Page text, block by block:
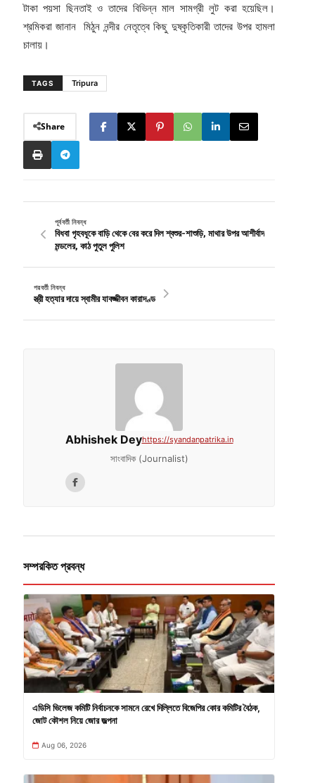
টাকা পয়সা ছিনতাই ও তাদের বিভিন্ন মাল সামগ্রী লুট করা হয়েছিল।
শ্রমিকরা জানান মিঠুন নন্দীর নেতৃত্বে কিছু দুষ্কৃতিকারী তাদের উপর হামলা
চালায়।
TAGS Tripura
Share
পূর্ববর্তী নিবন্ধ
বিধবা গৃহবধূকে বাড়ি থেকে বের করে দিল শ্বশুর-শাশুড়ি, মাথার উপর আশীর্বাদ
মন্ডলের, কাঠ পুতুল পুলিশ
পরবর্তী নিবন্ধ
স্ত্রী হত্যার দায়ে স্বামীর যাবজ্জীবন কারাদণ্ড
Abhishek Deyhttps://syandanpatrika.in
সাংবাদিক (Journalist)
সম্পরকিত প্রবন্ধ
এডিসি ভিলেজ কমিটি নির্বাচনকে সামনে রেখে দিল্লিতে বিজেপির কোর কমিটির বৈঠক,
জোট কৌশল নিয়ে জোর জল্পনা
Aug 06, 2026